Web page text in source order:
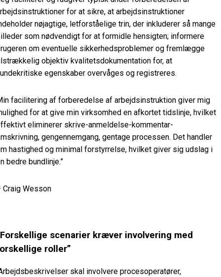
for at sikre, at arbejdsinstruktioner
nøjagtige, letforståelige trin, der inkluderer så mange
som nødvendigt for at formidle hensigten; informere
om eventuelle sikkerhedsproblemer og fremlægge
objektiv kvalitetsdokumentation for, at
egenskaber overvåges og registreres.
facilitering af forberedelse af arbejdsinstruktion giver mig
for at give min virksomhed en afkortet tidslinje, hvilket
eliminerer skrive-anmeldelse-kommentar-
gengennemgang, gentage processen. Det handler
hastighed og minimal forstyrrelse, hvilket giver sig udslag i
bedre bundlinje.”
Craig Wesson
scenarier kræver involvering med
roller”
skal involvere procesoperatører,